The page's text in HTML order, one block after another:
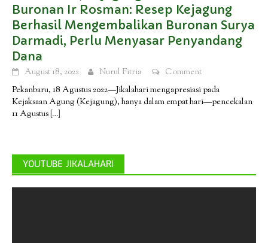
Buronan Ir Rosman: Resep Kejagung
Berhasil Mengembalikan Buronan Surya
Darmadi, Perlu Menyasar Penyandang
Dana
August 18, 2022 Nurul Fitria
Comment
Pekanbaru, 18 Agustus 2022—Jikalahari mengapresiasi pada
Kejaksaan Agung (Kejagung), hanya dalam empat hari—pencekalan
11 Agustus […]
YOUTUBE JIKALAHARI